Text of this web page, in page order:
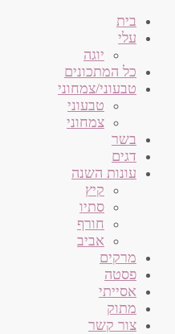
בית
עלי
יוגה
כל המתכונים
טבעוני/צמחוני
טבעוני
צמחוני
בשר
דגים
עונות השנה
קיץ
סתיו
חורף
אביב
מרקים
פסטה
אסייתי
מתוק
צור קשר